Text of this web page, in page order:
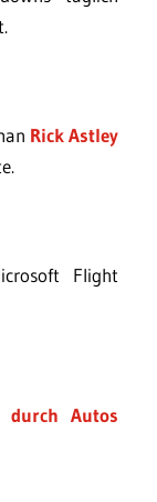
Rick Astley
Flight
Autos